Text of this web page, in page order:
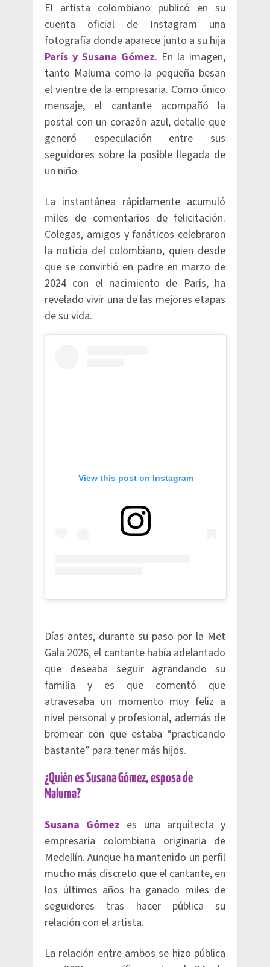
El artista colombiano publicó en su
cuenta oficial de Instagram una
fotografía donde aparece junto a su hija
París y Susana Gómez. En la imagen,
tanto Maluma como la pequeña besan
el vientre de la empresaria. Como único
mensaje, el cantante acompañó la
postal con un corazón azul, detalle que
generó especulación entre sus
seguidores sobre la posible llegada de
un niño.
La instantánea rápidamente acumuló
miles de comentarios de felicitación.
Colegas, amigos y fanáticos celebraron
la noticia del colombiano, quien desde
que se convirtió en padre en marzo de
2024 con el nacimiento de París, ha
revelado vivir una de las mejores etapas
de su vida.
View this post on Instagram
Días antes, durante su paso por la Met
Gala 2026, el cantante había adelantado
que deseaba seguir agrandando su
familia y es que comentó que
atravesaba un momento muy feliz a
nivel personal y profesional, además de
bromear con que estaba “practicando
bastante” para tener más hijos.
¿Quién es Susana Gómez, esposa de
Maluma?
Susana Gómez es una arquitecta y
empresaria colombiana originaria de
Medellín. Aunque ha mantenido un perfil
mucho más discreto que el cantante, en
los últimos años ha ganado miles de
seguidores tras hacer pública su
relación con el artista.
La relación entre ambos se hizo pública